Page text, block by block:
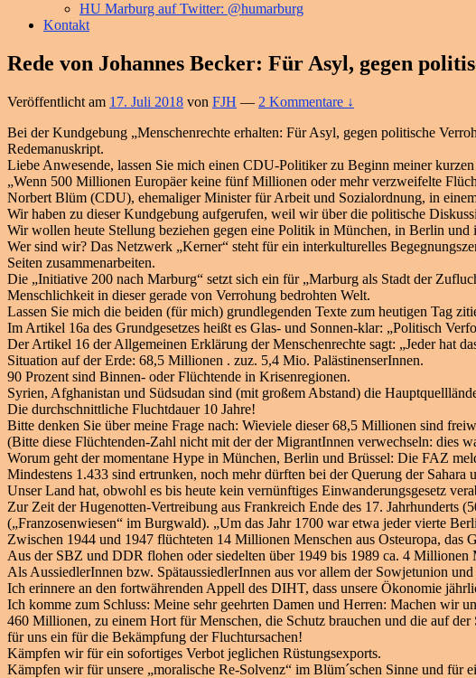
HU Marburg auf Twitter: @humarburg
Kontakt
Rede von Johannes Becker: Für Asyl, gegen
Veröffentlicht am 17. Juli 2018 von FJH — 2 Kommentare ↓
Bei der Kundgebung „Menschenrechte erhalten: Für Asyl, gegen politische
Redemanuskript.
Liebe Anwesende, lassen Sie mich einen CDU-Politiker zu Beginn meiner
„Wenn 500 Millionen Europäer keine fünf Millionen oder mehr verzweifelte
Norbert Blüm (CDU), ehemaliger Minister für Arbeit und Sozialordnung, in
Wir haben zu dieser Kundgebung aufgerufen, weil wir über die politische
Wir wollen heute Stellung beziehen gegen eine Politik in München, in Berlin
Wer sind wir? Das Netzwerk „Kerner“ steht für ein interkulturelles
Seiten zusammenarbeiten.
Die „Initiative 200 nach Marburg“ setzt sich ein für „Marburg als Stadt der
Menschlichkeit in dieser gerade von Verrohung bedrohten Welt.
Lassen Sie mich die beiden (für mich) grundlegenden Texte zum heutigen Tag
Im Artikel 16a des Grundgesetzes heißt es Glas- und Sonnen-klar: „Politisch
Der Artikel 16 der Allgemeinen Erklärung der Menschenrechte sagt: „Jeder hat
Situation auf der Erde: 68,5 Millionen . zuz. 5,4 Mio. PalästinenserInnen.
90 Prozent sind Binnen- oder Flüchtende in Krisenregionen.
Syrien, Afghanistan und Südsudan sind (mit großem Abstand) die
Die durchschnittliche Fluchtdauer 10 Jahre!
Bitte denken Sie über meine Frage nach: Wieviele dieser 68,5 Millionen sind
(Bitte diese Flüchtenden-Zahl nicht mit der der MigrantInnen verwechseln: dies
Worum geht der momentane Hype in München, Berlin und Brüssel: Die FAZ
Mindestens 1.433 sind ertrunken, noch mehr dürften bei der Querung der Sahara
Unser Land hat, obwohl es bis heute kein vernünftiges Einwanderungsgesetz
Zur Zeit der Hugenotten-Vertreibung aus Frankreich Ende des 17. Jahrhunderts
(„Franzosenwiesen“ im Burgwald). „Um das Jahr 1700 war etwa jeder vierte
Zwischen 1944 und 1947 flüchteten 14 Millionen Menschen aus Osteuropa,
Aus der SBZ und DDR flohen oder siedelten über 1949 bis 1989 ca. 4
Als AussiedlerInnen bzw. SpätaussiedlerInnen aus vor allem der Sowjetunion
Ich erinnere an den fortwährenden Appell des DIHT, dass unsere Ökonomie
Ich komme zum Schluss: Meine sehr geehrten Damen und Herren: Machen wir
460 Millionen, zu einem Hort für Menschen, die Schutz brauchen und die auf
für uns ein für die Bekämpfung der Fluchtursachen!
Kämpfen wir für ein sofortiges Verbot jeglichen Rüstungsexports.
Kämpfen wir für unsere „moralische Re-Solvenz“ im Blüm´schen Sinne und